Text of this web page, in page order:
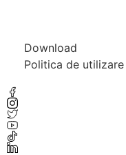
Download
Politica de